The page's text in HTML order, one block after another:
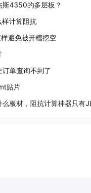
斯4350的多层板？
样计算阻抗
避免被开槽挖空
单查询不到了
贴片
么板材，阻抗计算神器只有